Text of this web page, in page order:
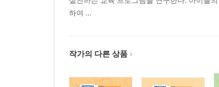
3과 전도할 때 하나님이 도우세요
4과 교회가 어려울 때 하나님이 지켜 주세요
1과 예수님은 누구든지 사랑하고 구원하세요
3과 하나님의 능력으로 복음을 전해요
하여 ...
작가의 다른 상품